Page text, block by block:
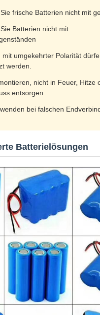
frische Batterien nicht mit
Batterien nicht mit
mit umgekehrter Polarität
werden.
nicht in Feuer, Hitze
entsorgen
bei falschen
Batterielösungen